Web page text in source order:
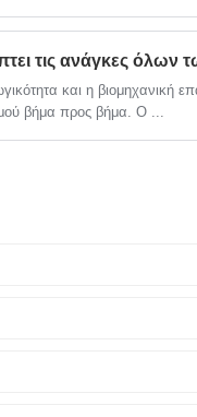
και η βιομηχανική
βήμα προς βήμα. Ο ...